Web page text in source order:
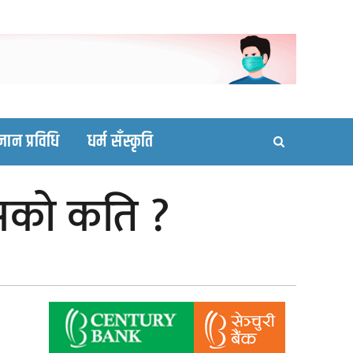
site
प्रविधि धर्म सँस्कृति
कति ?